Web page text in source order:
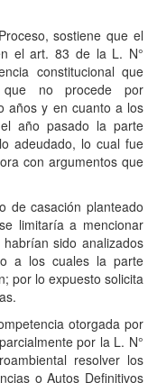
sostiene que el
el art. 83 de la L. N°
constitucional que
que no procede por
años y en cuanto a los
año pasado la parte
adeudado, lo cual fue
con argumentos que
de casación planteado
limitaría a mencionar
sido analizados
a los cuales la parte
por lo expuesto solicita
otorgada por
por la L. N°
resolver los
o Autos Definitivos